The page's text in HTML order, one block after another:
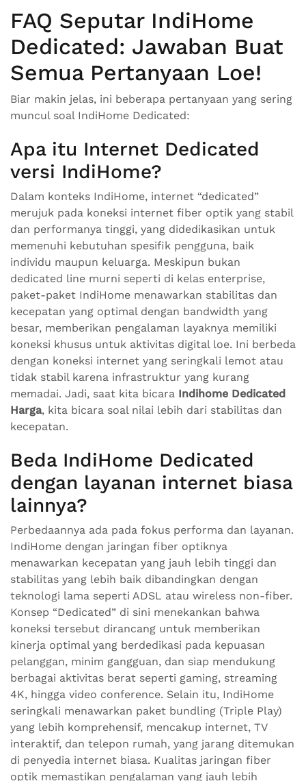
FAQ Seputar IndiHome
Dedicated: Jawaban Buat
Semua Pertanyaan Loe!
Biar makin jelas, ini beberapa pertanyaan yang sering
muncul soal IndiHome Dedicated:
Apa itu Internet Dedicated
versi IndiHome?
Dalam konteks IndiHome, internet “dedicated”
merujuk pada koneksi internet fiber optik yang stabil
dan performanya tinggi, yang didedikasikan untuk
memenuhi kebutuhan spesifik pengguna, baik
individu maupun keluarga. Meskipun bukan
dedicated line murni seperti di kelas enterprise,
paket-paket IndiHome menawarkan stabilitas dan
kecepatan yang optimal dengan bandwidth yang
besar, memberikan pengalaman layaknya memiliki
koneksi khusus untuk aktivitas digital loe. Ini berbeda
dengan koneksi internet yang seringkali lemot atau
tidak stabil karena infrastruktur yang kurang
memadai. Jadi, saat kita bicara Indihome Dedicated
Harga, kita bicara soal nilai lebih dari stabilitas dan
kecepatan.
Beda IndiHome Dedicated
dengan layanan internet biasa
lainnya?
Perbedaannya ada pada fokus performa dan layanan.
IndiHome dengan jaringan fiber optiknya
menawarkan kecepatan yang jauh lebih tinggi dan
stabilitas yang lebih baik dibandingkan dengan
teknologi lama seperti ADSL atau wireless non-fiber.
Konsep “Dedicated” di sini menekankan bahwa
koneksi tersebut dirancang untuk memberikan
kinerja optimal yang berdedikasi pada kepuasan
pelanggan, minim gangguan, dan siap mendukung
berbagai aktivitas berat seperti gaming, streaming
4K, hingga video conference. Selain itu, IndiHome
seringkali menawarkan paket bundling (Triple Play)
yang lebih komprehensif, mencakup internet, TV
interaktif, dan telepon rumah, yang jarang ditemukan
di penyedia internet biasa. Kualitas jaringan fiber
optik memastikan pengalaman yang jauh lebih